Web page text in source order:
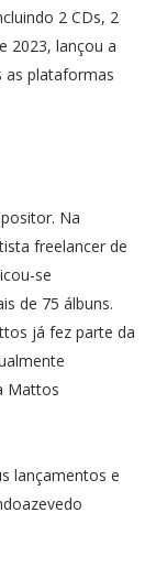
2 CDs, 2
2023, lançou a
as plataformas
Na
freelancer de
se
de 75 álbuns.
já fez parte da
Mattos
lançamentos e